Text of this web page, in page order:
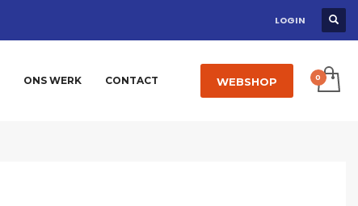
LOGIN
ONS WERK CONTACT WEBSHOP